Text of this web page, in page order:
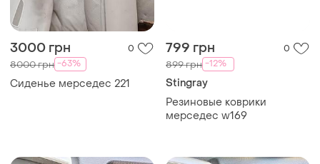
3000 грн 0
8000 грн -63%
Сиденье мерседес 221
799 грн 0
899 грн -12%
Stingray
Резиновые коврики
мерседес w169